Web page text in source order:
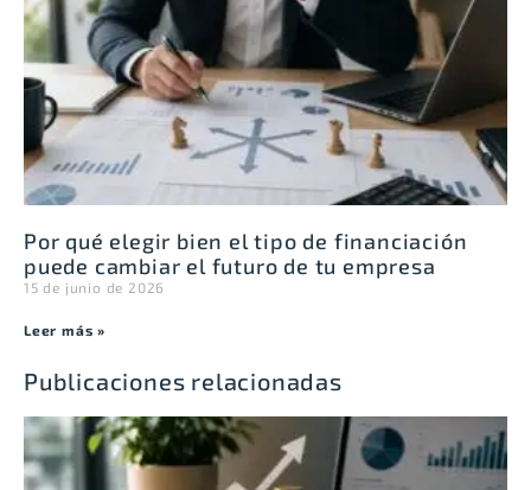
Por qué elegir bien el tipo de financiación
puede cambiar el futuro de tu empresa
15 de junio de 2026
Leer más »
Publicaciones relacionadas